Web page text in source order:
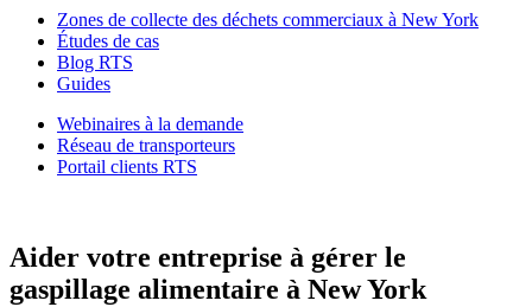
Zones de collecte des déchets commerciaux à New York
Études de cas
Blog RTS
Guides
Webinaires à la demande
Réseau de transporteurs
Portail clients RTS
Aider votre entreprise à gérer le
gaspillage alimentaire à New York